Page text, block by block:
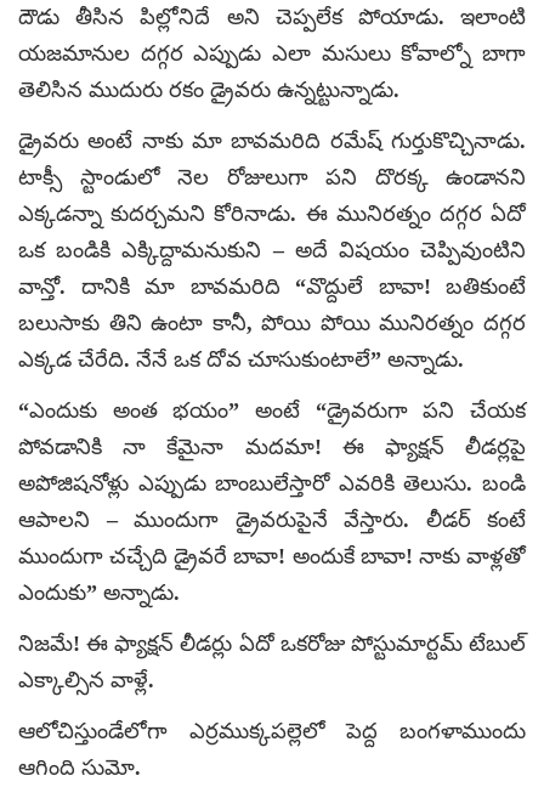
దౌడు తీసిన పిల్లోనిదే అని చెప్పలేక పోయాడు. ఇలాంటి
యజమానుల దగ్గర ఎప్పుడు ఎలా మసులు కోవాల్నో బాగా
తెలిసిన ముదురు రకం డ్రైవరు ఉన్నట్టున్నాడు.
డ్రైవరు అంటే నాకు మా బావమరిది రమేష్ గుర్తుకొచ్చినాడు.
టాక్సీ స్టాండులో నెల రోజులుగా పని దొరక్క ఉండానని
ఎక్కడన్నా కుదర్చమని కోరినాడు. ఈ మునిరత్నం దగ్గర ఏదో
ఒక బండికి ఎక్కిద్దామనుకుని – అదే విషయం చెప్పివుంటిని
వాన్తో. దానికి మా బావమరిది “వొద్దులే బావా! బతికుంటే
బలుసాకు తిని ఉంటా కానీ, పోయి పోయి మునిరత్నం దగ్గర
ఎక్కడ చేరేది. నేనే ఒక దోవ చూసుకుంటాలే” అన్నాడు.
“ఎందుకు అంత భయం” అంటే “డ్రైవరుగా పని చేయక
పోవడానికి నా కేమైనా మదమా! ఈ ఫ్యాక్షన్ లీడర్లపై
అపోజిషనోళ్లు ఎప్పుడు బాంబులేస్తారో ఎవరికి తెలుసు. బండి
ఆపాలని – ముందుగా డ్రైవరుపైనే వేస్తారు. లీడర్ కంటే
ముందుగా చచ్చేది డ్రైవరే బావా! అందుకే బావా! నాకు వాళ్లతో
ఎందుకు” అన్నాడు.
నిజమే! ఈ ఫ్యాక్షన్ లీడర్లు ఏదో ఒకరోజు పోస్టుమార్టమ్ టేబుల్
ఎక్కాల్సిన వాళ్లే.
ఆలోచిస్తుండేలోగా ఎర్రముక్కపల్లెలో పెద్ద బంగళాముందు
ఆగింది సుమో.